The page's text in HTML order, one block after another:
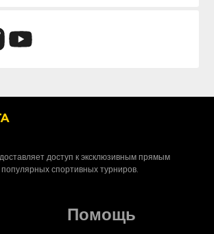
доступ к эксклюзивным прямым
спортивных турниров.
Помощь